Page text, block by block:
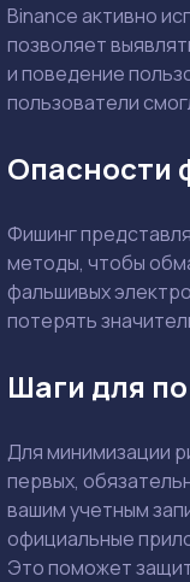
Binance активно
позволяет
и поведение
пользователи
Опасности
Фишинг
методы, чтобы
фальшивых
потерять
Шаги для
Для минимизации
первых,
вашим учетным
официальные
Это поможет